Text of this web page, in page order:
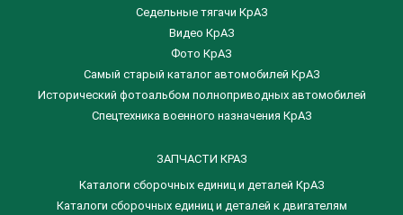
Седельные тягачи КрАЗ
Видео КрАЗ
Фото КрАЗ
Самый старый каталог автомобилей КрАЗ
Исторический фотоальбом полноприводных автомобилей
Спецтехника военного назначения КрАЗ
ЗАПЧАСТИ КРАЗ
Каталоги сборочных единиц и деталей КрАЗ
​Каталоги сборочных единиц и деталей к двигателям